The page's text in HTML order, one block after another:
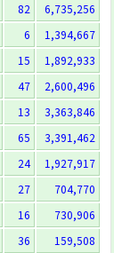
82
6,735,256
6
1,394,667
15
1,892,933
47
2,600,496
13
3,363,846
65
3,391,462
24
1,927,917
27
704,770
16
730,906
36
159,508